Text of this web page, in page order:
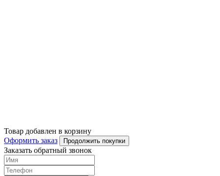
Товар добавлен в корзину
Оформить заказ
Продолжить покупки
Заказать обратный звонок